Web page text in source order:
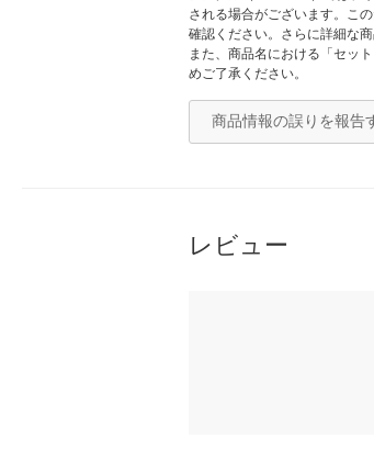
される場合がございます。こ
確認ください。さらに詳細な
また、商品名における「セッ
めご了承ください。
商品情報の誤りを報告
レビュー